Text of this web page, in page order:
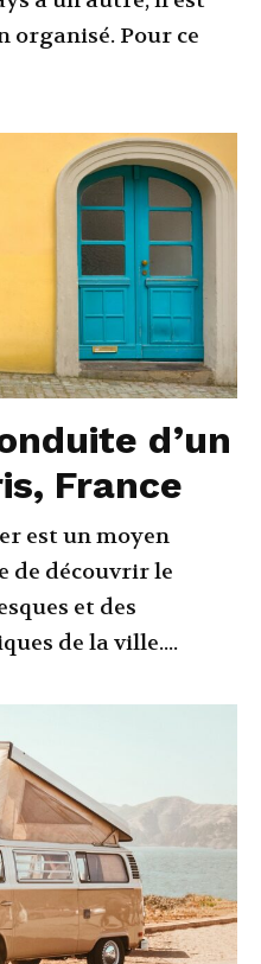
organisé. Pour ce
d’un
France
est un moyen
de découvrir le
et des
de la ville....